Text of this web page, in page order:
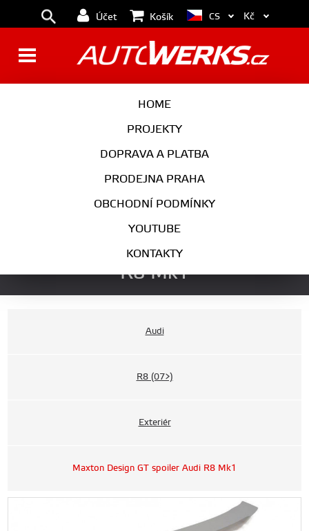
Účet Košík
HOME
PROJEKTY
DOPRAVA A PLATBA
PRODEJNA PRAHA
OBCHODNÍ PODMÍNKY
YOUTUBE
KONTAKTY
CS Kč
PODVOZEK
VÝFUK
INTERIÉR
AUTOKOSMETIKA
Maxton Design GT spoiler Audi
R8 Mk1
Audi
R8 (07>)
Exteriér
Maxton Design GT spoiler Audi R8 Mk1